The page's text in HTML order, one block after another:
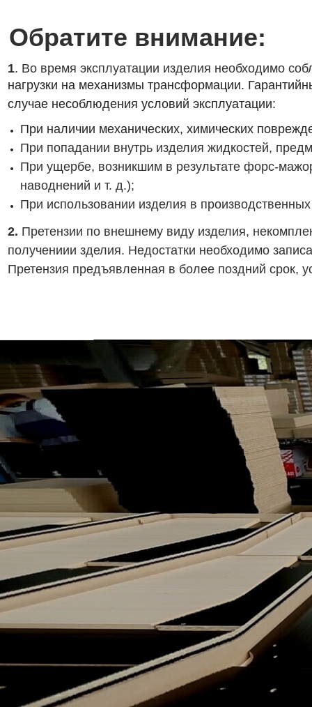
1. Во время эксплуатации изделия необходимо
нагрузки на механизмы трансформации.
случае несоблюдения условий эксплуатации:
При наличии механических, химических
При попадании внутрь изделия жидкостей,
При ущербе, возникшим в результате форс-
наводнений и т. д.);
При использовании изделия в
2. Претензии по внешнему виду изделия,
получениии зделия. Недостатки необходимо
Претензия предъявленная в более поздний срок,
Обратите внимание: